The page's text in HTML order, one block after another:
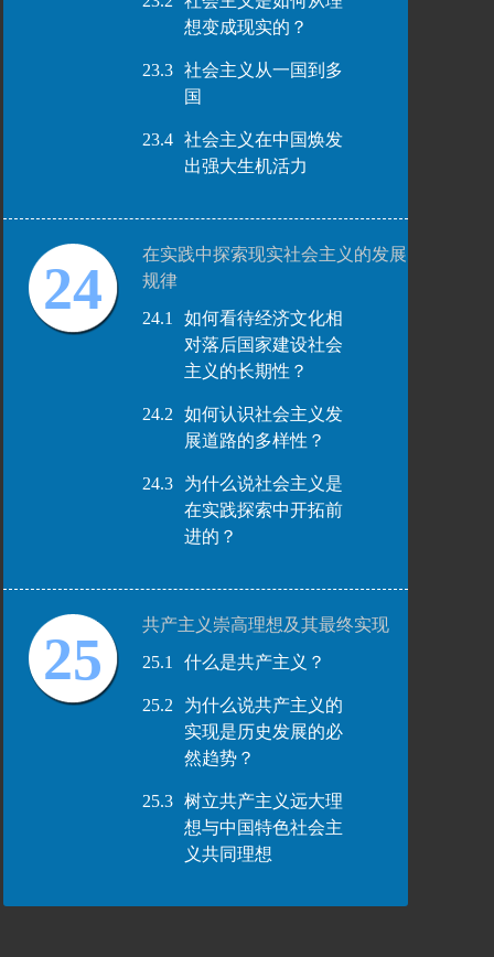
想变成现实的？
23.3
社会主义从一国到多
国
23.4
社会主义在中国焕发
出强大生机活力
24
在实践中探索现实社会主义的发展
规律
24.1
如何看待经济文化相
对落后国家建设社会
主义的长期性？
24.2
如何认识社会主义发
展道路的多样性？
24.3
为什么说社会主义是
在实践探索中开拓前
进的？
25
共产主义崇高理想及其最终实现
25.1
什么是共产主义？
25.2
为什么说共产主义的
实现是历史发展的必
然趋势？
25.3
树立共产主义远大理
想与中国特色社会主
义共同理想